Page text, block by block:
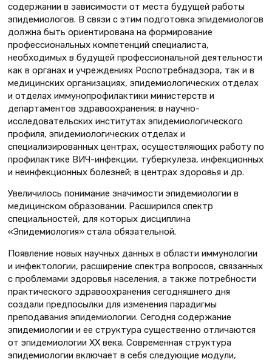
содержании в зависимости от места будущей работы
эпидемиологов. В связи с этим подготовка эпидемиологов
должна быть ориентирована на формирование
профессиональных компетенций специалиста,
необходимых в будущей профессиональной деятельности
как в органах и учреждениях Роспотребнадзора, так и в
медицинских организациях, эпидемиологических отделах
и отделах иммунопрофилактики министерств и
департаментов здравоохранения; в научно-
исследовательских институтах эпидемиологического
профиля, эпидемиологических отделах и
специализированных центрах, осуществляющих работу по
профилактике ВИЧ-инфекции, туберкулеза, инфекционных
и неинфекционных болезней; в центрах здоровья и др.
Увеличилось понимание значимости эпидемиологии в
медицинском образовании. Расширился спектр
специальностей, для которых дисциплина
«Эпидемиология» стала обязательной.
Появление новых научных данных в области иммунологии
и инфектологии, расширение спектра вопросов, связанных
с проблемами здоровья населения, а также потребности
практического здравоохранения сегодняшнего дня
создали предпосылки для изменения парадигмы
преподавания эпидемиологии. Сегодня содержание
эпидемиологии и ее структура существенно отличаются
от эпидемиологии ХХ века. Современная структура
эпидемиологии включает в себя следующие модули,